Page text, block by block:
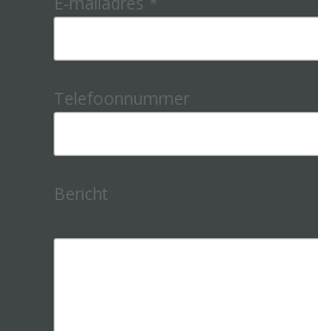
Telefoonnummer
Bericht